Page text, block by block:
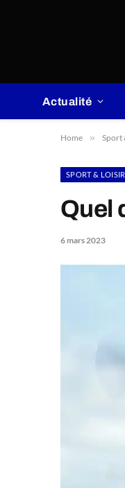
Actualité
Home » Sport
SPORT &
Quel
6 mars 2023